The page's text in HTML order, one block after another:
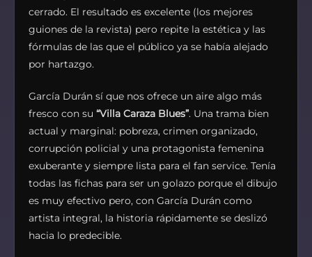
cerrado. El resultado es excelente (los mejores
guiones de la revista) pero repite la estética y las
fórmulas de las que el público ya se había alejado
por hartazgo.
García Durán sí que nos ofrece un aire algo más
fresco con su “Villa Caraza Blues”. Una trama bien
actual y marginal: pobreza, crimen organizado,
corrupción policial y una protagonista femenina
exuberante y siempre lista para el fan service. Tenía
todas las fichas para ser un golazo porque el dibujo
es muy efectivo pero, con García Durán como
artista integral, la historia rápidamente se deslizó
hacia lo predecible.